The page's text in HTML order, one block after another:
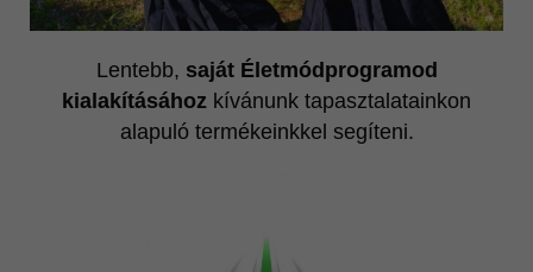
Lentebb, saját Életmódprogramod
kialakításához kívánunk tapasztalatainkon
alapuló termékeinkkel segíteni.